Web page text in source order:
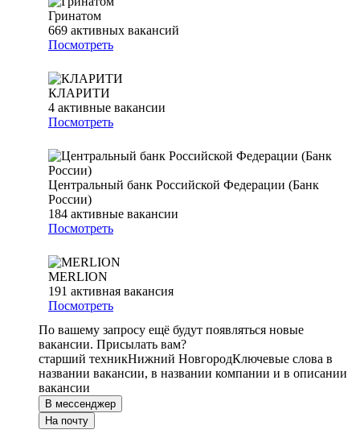
Гринатом
669 активных вакансий
Посмотреть
КЛАРИТИ
4 активные вакансии
Посмотреть
Центральный банк Российской Федерации (Банк
России)
184 активные вакансии
Посмотреть
MERLION
191 активная вакансия
Посмотреть
По вашему запросу ещё будут появляться новые
вакансии. Присылать вам?
старший техникНижний НовгородКлючевые слова в
названии вакансии, в названии компании и в описании
вакансии
В мессенджер
На почту